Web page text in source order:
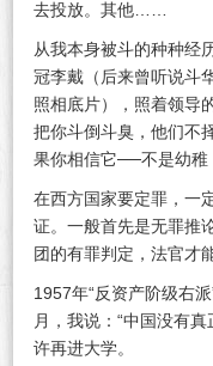
去投放。其他……
从我本身被斗的种种经
冠李戴（后来曾听说斗
照相底片），照着领导
把你斗倒斗臭，他们不
果你相信它──不是幼稚
在西方国家要定罪，一
证。一般首先是无罪推
团的有罪判定，法官才
1957年“反资产阶级右
月，我说：“中国没有
许再进大学。